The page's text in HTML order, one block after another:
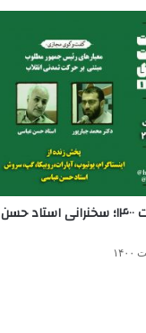
۶ اردیبهشت ۱۴۰۰؛ سخنرانی استاد حسن